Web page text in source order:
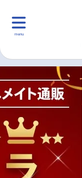
menu
マンガ・ラノベ